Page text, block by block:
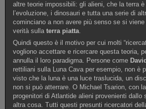
altre teorie impossibili: gli alieni, che la terra
l’evoluzione, i dinosauri e tutta una serie di
cominciano a non avere più senso se si
verità sullaterra piatta.
Quindi questo è il motivo per cui molti
vogliono accettare e ricercare questa teoria,
annulla il loro paradigma. Persone come
rettiliani sulla Luna Cava per esempio, non è
visto che la luna è una luce traslucida, un
non si può atterrare. O Michael Tsarion, con
progenitori di Atlantide alieni provenienti dallo
altra cosa. Tutti questi presunti ricercatori